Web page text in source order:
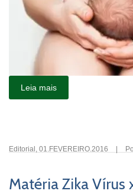
Leia mais
Editorial , 01.FEVEREIRO.2016
Matéria Zika Vírus